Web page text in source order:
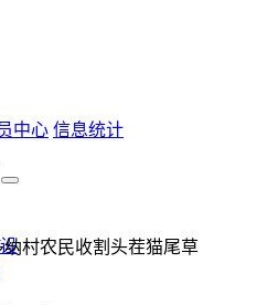
中心 信息统计
纳村农民收割头茬猫尾草